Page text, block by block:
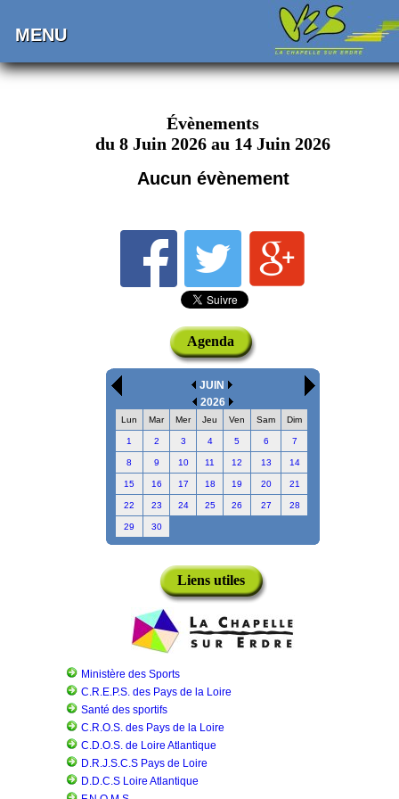
MENU
Évènements
du 8 Juin 2026 au 14 Juin 2026
Aucun évènement
Agenda
JUIN
2026
Lun Mar Mer Jeu Ven Sam Dim
1 2 3 4 5 6 7
8 9 10 11 12 13 14
15 16 17 18 19 20 21
22 23 24 25 26 27 28
29 30
Liens utiles
Ministère des Sports
C.R.E.P.S. des Pays de la Loire
Santé des sportifs
C.R.O.S. des Pays de la Loire
C.D.O.S. de Loire Atlantique
D.R.J.S.C.S Pays de Loire
D.D.C.S Loire Atlantique